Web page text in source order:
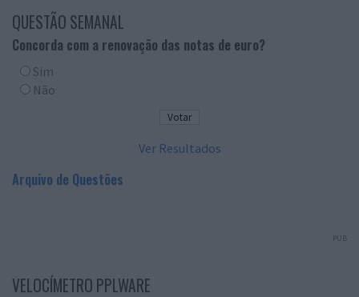
QUESTÃO SEMANAL
Concorda com a renovação das notas de euro?
Sim
Não
Ver Resultados
Arquivo de Questões
PUB
VELOCÍMETRO PPLWARE